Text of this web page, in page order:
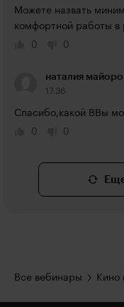
Можете назвать
комфортной работы в
0
0
наталия
17:36
Спасибо,какой ВВы
0
0
Все вебинары Кино